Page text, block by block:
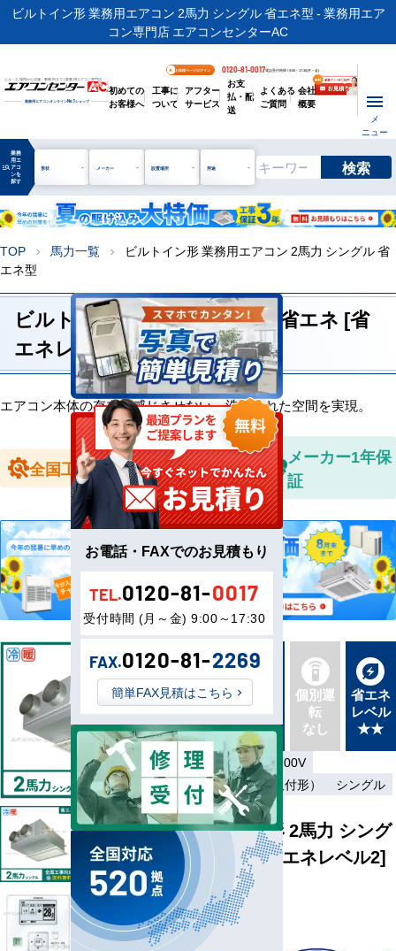
ビルトイン形 業務用エアコン 2馬力 シングル 省エネ型 - 業務用エア
コン専門店 エアコンセンターAC
ビル・工場用から店舗・事務所まで | 業務用エアコン専門店
業務用エアコンオンラインNo.1ショップ
お客様ページログイン 0120-81-0017電話受付時間 / 9:00～17:30(月～金)
初めての
お客様へ
工事に
ついて
アフター
サービス
お支
払・配
送
よくある
ご質問
会社
概要
メ
ニュー
manage_search
業務
用エ
アコ
ンを
探す
形状 メーカー 設置場所 用途 検索
TOP chevron_right 馬力一覧 chevron_right
ビルトイン形 業務用エアコン 2馬力 シングル 省
エネ型
ビルトイン形 2馬力 シングル 省エネ [省
エネレベル2]
エアコン本体の存在を感じさせない、洗練された空間を実現。
全国工事対応
全国送料無
料
メーカー1年保
証
新品直
送
最新機
種
同機種
タイプ
別あり
個別運
転
なし
省エネ
レベル
★★
単相200V／三相200V
ワイヤード（壁取付形）
シングル
ビルトイン形 2馬力 シング
ル 省エネ [省エネレベル2]
型
番
B50-S1
お電話・FAXでのお見積もり
TEL.0120-81-0017
受付時間 (月～金) 9:00～17:30
FAX.0120-81-2269
簡単FAX見積はこちら